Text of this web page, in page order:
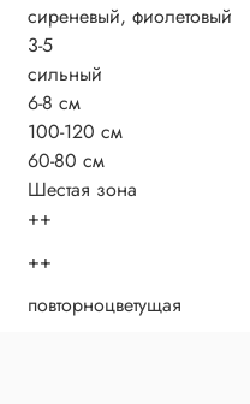
сиреневый, фиолетовый
3-5
сильный
6-8 см
100-120 см
60-80 см
Шестая зона
++
++
повторноцветущая